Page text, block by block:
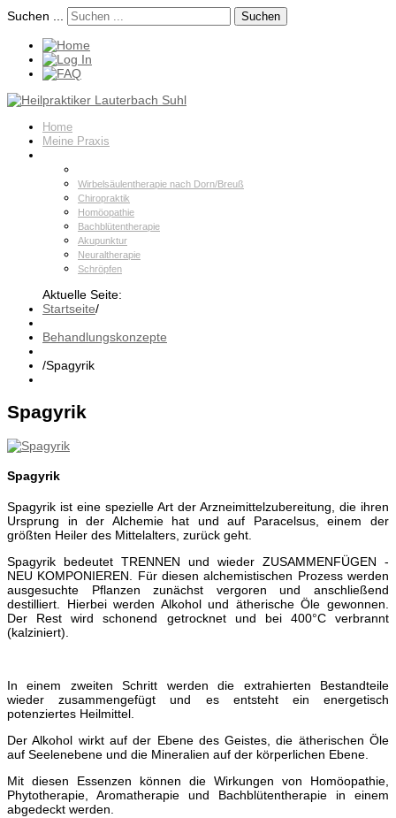
Suchen ... Suchen
Home
Meine Praxis
Wirbelsäulentherapie nach Dorn/Breuß
Chiropraktik
Homöopathie
Bachblütentherapie
Akupunktur
Neuraltherapie
Schröpfen
Aktuelle Seite:
Startseite/
Behandlungskonzepte
/Spagyrik
Spagyrik
Spagyrik
Spagyrik ist eine spezielle Art der Arzneimittelzubereitung, die ihren
Ursprung in der Alchemie hat und auf Paracelsus, einem der
größten Heiler des Mittelalters, zurück geht.
Spagyrik bedeutet TRENNEN und wieder ZUSAMMENFÜGEN -
NEU KOMPONIEREN. Für diesen alchemistischen Prozess werden
ausgesuchte Pflanzen zunächst vergoren und anschließend
destilliert. Hierbei werden Alkohol und ätherische Öle gewonnen.
Der Rest wird schonend getrocknet und bei 400°C verbrannt
(kalziniert).
In einem zweiten Schritt werden die extrahierten Bestandteile
wieder zusammengefügt und es entsteht ein energetisch
potenziertes Heilmittel.
Der Alkohol wirkt auf der Ebene des Geistes, die ätherischen Öle
auf Seelenebene und die Mineralien auf der körperlichen Ebene.
Mit diesen Essenzen können die Wirkungen von Homöopathie,
Phytotherapie, Aromatherapie und Bachblütentherapie in einem
abgedeckt werden.